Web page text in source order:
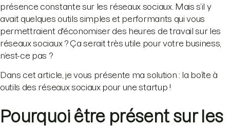
présence constante sur les réseaux sociaux. Mais s’il y
avait quelques outils simples et performants qui vous
permettraient d'économiser des heures de travail sur les
réseaux sociaux ? Ça serait très utile pour votre business,
n’est-ce pas ?
Dans cet article, je vous présente ma solution : la boîte à
outils des réseaux sociaux pour une startup !
Pourquoi être présent sur les